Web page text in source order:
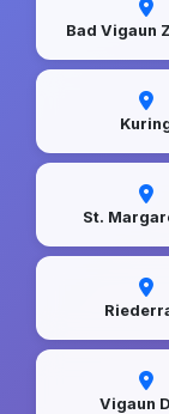
Bad Vigaun
St.
Vigaun